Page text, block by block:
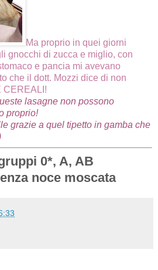
Ma proprio in quei giorni
gnocchi di zucca e miglio, con
e pancia mi avevano
che il dott. Mozzi dice di non
CEREALI!
lasagne non possono
proprio!
grazie a quel tipetto in gamba che
0*, A, AB
noce moscata